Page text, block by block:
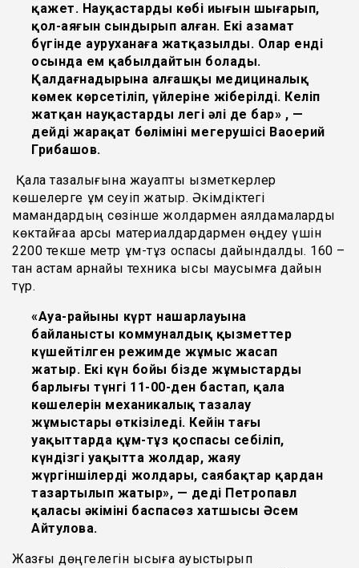
қажет. Науқастардың көбі иығын шығарып,
қол-аяғын сындырып алған. Екі азамат
бүгінде ауруханаға жатқазылды. Олар енді
осында ем қабылдайтын болады.
Қалдағнадырына алғашқы медициналық
көмек көрсетіліп, үйлеріне жіберілді. Келіп
жатқан науқастардың легі әлі де бар» , —
дейді жарақат бөлімінің меңгерушісі Ваоерий
Грибашов.
Қала тазалығына жауапты қызметкерлер
көшелерге құм сеуіп жатыр. Әкімдіктегі
мамандардың сөзінше жолдармен аялдамаларды
көктайғаққа қарсы материалдардармен өңдеу үшін
2200 текше метр құм-тұз қоспасы дайындалды. 160 –
тан астам арнайы техника қысқы маусымға дайын
түр.
«Ауа-райының күрт нашарлауына
байланысты коммуналдық қызметтер
күшейтілген режимде жұмыс жасап
жатыр. Екі күн бойы бізде жұмыстардың
барлығы түнгі 11-00-ден бастап, қала
көшелерін механикалық тазалау
жұмыстары өткізіледі. Кейін таңғы
уақыттарда құм-тұз қоспасы себіліп,
күндізгі уақытта жолдар, жаяу
жүргіншілердің жолдары, саябақтар қардан
тазартылып жатыр», — деді Петропавл
қаласы әкімінің баспасөз хатшысы Әсем
Айтулова.
Жазғы дөңгелегін қысқыға ауыстырып